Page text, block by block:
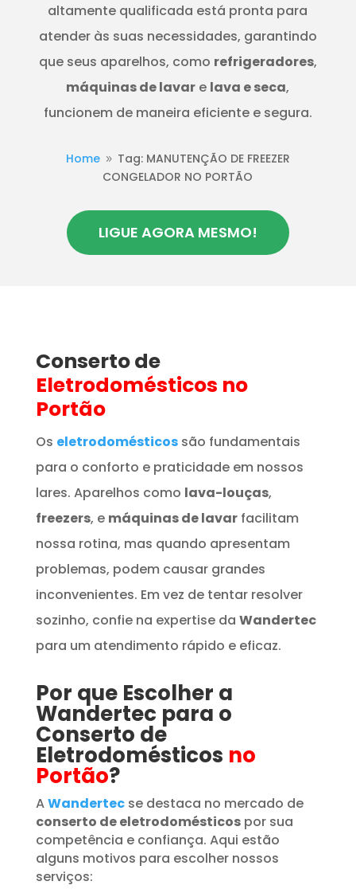
altamente qualificada está pronta para
atender às suas necessidades, garantindo
que seus aparelhos, como refrigeradores,
máquinas de lavar e lava e seca,
funcionem de maneira eficiente e segura.
Home 9 Tag: MANUTENÇÃO DE FREEZER
CONGELADOR NO PORTÃO
LIGUE AGORA MESMO!
Conserto de
Eletrodomésticos no
Portão
Os eletrodomésticos são fundamentais
para o conforto e praticidade em nossos
lares. Aparelhos como lava-louças,
freezers, e máquinas de lavarfacilitam
nossa rotina, mas quando apresentam
problemas, podem causar grandes
inconvenientes. Em vez de tentar resolver
sozinho, confie na expertise da Wandertec
para um atendimento rápido e eficaz.
Por que Escolher a
Wandertec para o
Conserto de
Eletrodomésticos no
Portão?
AWandertecse destaca no mercado de
conserto de eletrodomésticospor sua
competência e confiança. Aqui estão
alguns motivos para escolher nossos
serviços: